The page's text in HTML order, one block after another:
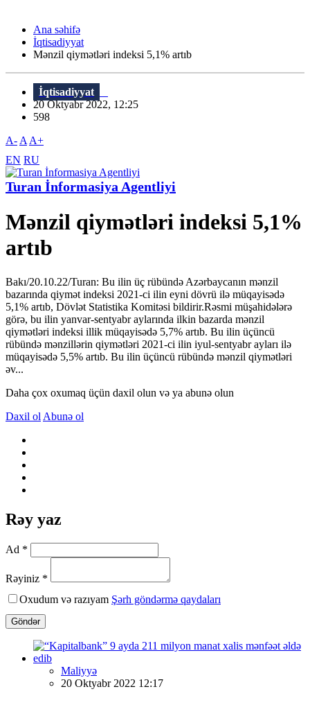
Ana səhifə
İqtisadiyyat
Mənzil qiymətləri indeksi 5,1% artıb
İqtisadiyyat
20 Oktyabr 2022, 12:25
598
A- A A+
EN RU
Turan İnformasiya Agentliyi
Mənzil qiymətləri indeksi 5,1%
artıb
Bakı/20.10.22/Turan: Bu ilin üç rübündə Azərbaycanın mənzil
bazarında qiymət indeksi 2021-ci ilin eyni dövrü ilə müqayisədə
5,1% artıb, Dövlət Statistika Komitəsi bildirir.Rəsmi müşahidələrə
görə, bu ilin yanvar-sentyabr aylarında ilkin bazarda mənzil
qiymətləri indeksi illik müqayisədə 5,7% artıb. Bu ilin üçüncü
rübündə mənzillərin qiymətləri 2021-ci ilin iyul-sentyabr ayları ilə
müqayisədə 5,5% artıb. Bu ilin üçüncü rübündə mənzil qiymətləri
əv...
Daha çox oxumaq üçün daxil olun və ya abunə olun
Daxil ol Abunə ol
Rəy yaz
Ad *
Rəyiniz *
Oxudum və razıyam Şərh göndərmə qaydaları
Göndər
Maliyyə
20 Oktyabr 2022 12:17